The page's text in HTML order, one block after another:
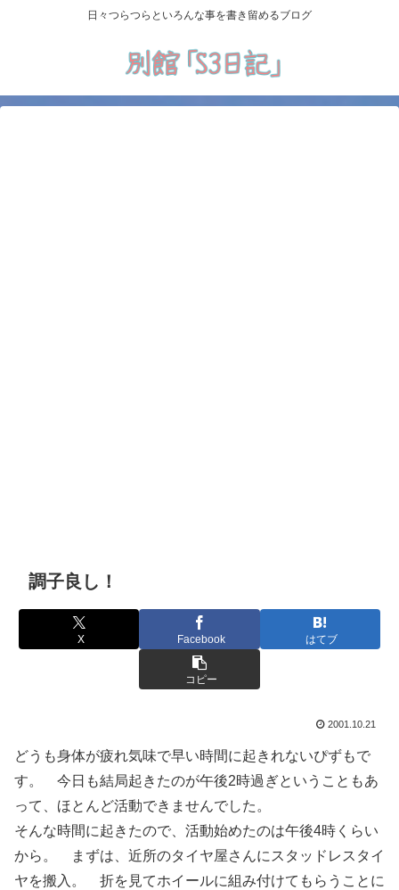
日々つらつらといろんな事を書き留めるブログ
調子良し！
X Facebook はてブ
コピー
2001.10.21
どうも身体が疲れ気味で早い時間に起きれないぴずもで
す。 今日も結局起きたのが午後2時過ぎということもあ
って、ほとんど活動できませんでした。
そんな時間に起きたので、活動始めたのは午後4時くらい
から。 まずは、近所のタイヤ屋さんにスタッドレスタイ
ヤを搬入。 折を見てホイールに組み付けてもらうことに